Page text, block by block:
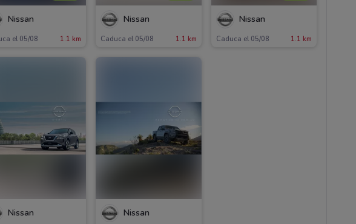
Nissan
el 05/08 1.1 km
Nissan
Caduca el 05/08 1.1 km
Nissan
Caduca el 05/08 1.1 km
Nissan Nissan